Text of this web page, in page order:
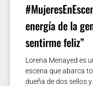
energía de la
sentirme feliz”
Lorena Menayed es
escena que abarca
dueña de dos sellos